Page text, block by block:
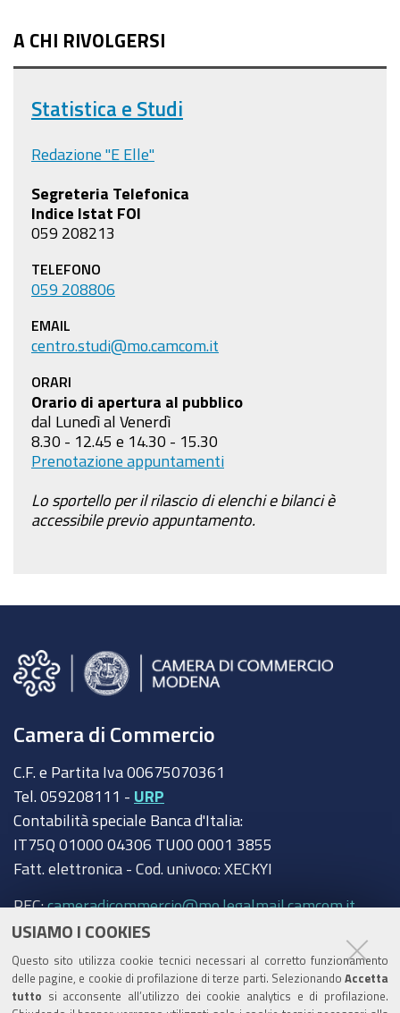
USIAMO I COOKIES
Questo sito utilizza cookie tecnici necessari al corretto funzionamento
delle pagine, e cookie di profilazione di terze parti. Selezionando Accetta
tutto si acconsente all’utilizzo dei cookie analytics e di profilazione.
A CHI RIVOLGERSI
Statistica e Studi
Redazione "E Elle"
Segreteria Telefonica
Indice Istat FOI
059 208213
TELEFONO
059 208806
EMAIL
centro.studi@mo.camcom.it
ORARI
Orario di apertura al pubblico
dal Lunedì al Venerdì
8.30 - 12.45 e 14.30 - 15.30
Prenotazione appuntamenti
Lo sportello per il rilascio di elenchi e bilanci è
accessibile previo appuntamento.
Camera di Commercio
C.F. e Partita Iva 00675070361
Tel. 059208111 - URP
Contabilità speciale Banca d'Italia:
IT75Q 01000 04306 TU00 0001 3855
Fatt. elettronica - Cod. univoco: XECKYI
PEC:cameradicommercio@mo.legalmail.camcom.it
Trasparenza
Amministrazione trasparente